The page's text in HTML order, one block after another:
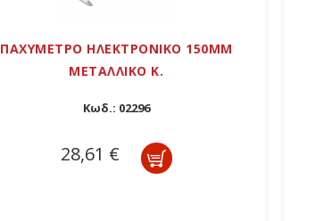
ΠΑΧΥΜΕΤΡΟ ΗΛΕΚTΡΟΝΙΚΟ 150MM
ΜΕΤΑΛΛΙΚΟ Κ.
Κωδ.: 02296
28,61 €